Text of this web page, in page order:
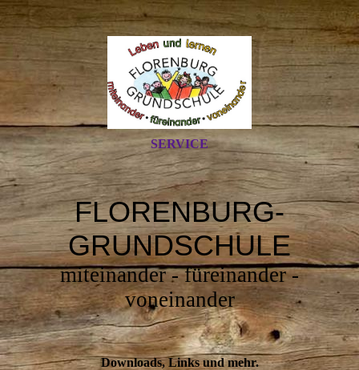
SERVICE
FLORENBURG-
GRUNDSCHULE
miteinander - füreinander -
voneinander
Downloads, Links und mehr.